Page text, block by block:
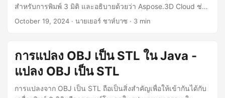
สำหรับการพิมพ์ 3 มิติ และอธิบายด้วยว่า Aspose.3D Cloud ช่วย
ลดความซับซ้อนในการจัดการไฟล์ 3 มิติได้อย่างไร
October 19, 2024 · นายเยอร์ ชาห์บาซ · 3 min
การแปลง OBJ เป็น STL ใน Java -
แปลง OBJ เป็น STL
การแปลงจาก OBJ เป็น STL ถือเป็นสิ่งสำคัญเพื่อให้เข้ากันได้กับ